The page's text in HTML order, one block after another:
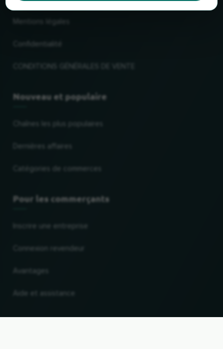
Nouveau et populaire
Pour les commerçants
Avantages